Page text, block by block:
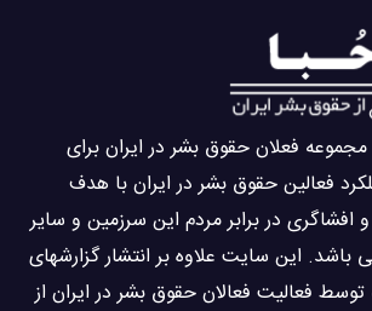
فعلان حقوق بشر در ایران برای
فعالین حقوق بشر در ایران با هدف
افشاگرى در برابر مردم این سرزمین و ساير
باشد. این سایت علاوه بر انتشار گزارشهای
فعاليت فعالان حقوق بشر در ایران از